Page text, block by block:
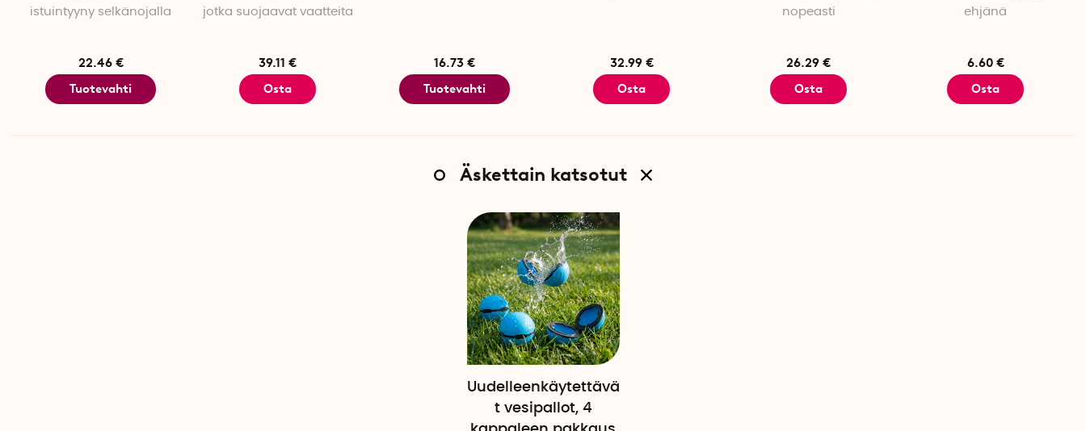
istuintyyny selkänojalla
22.46 €
Tuotevahti
jotka suojaavat vaatteita
39.11 €
Osta
16.73 €
Tuotevahti
32.99 €
Osta
nopeasti
26.29 €
Osta
ehjänä
6.60 €
Osta
Äskettain katsotut
Uudelleenkäytettävä
t vesipallot, 4